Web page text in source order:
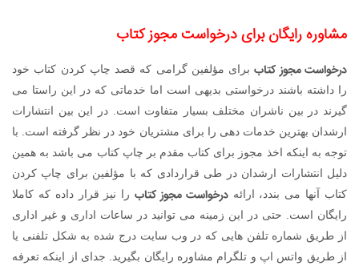
مشاوره رایگان برای درخواست مجوز کتاب
درخواست مجوز کتاببرای مؤلفین گرامی که قصد چاپ کردن کتاب خود
را داشته باشند درخواستی بدیهی است اما خدماتی که در این راستا می
گیرند در بین ناشران مختلف بسیار متفاوت است. در این بین انتشارات
ارشدان بهترین خدمات دهی را برای مشتریان خود در نظر گرفته است. با
توجه به اینکه اخذ مجوز برای کتاب مقدم بر چاپ کتاب می باشد به همین
دلیل انتشارات ارشدان در طی قراردادی که با مؤلفین برای چاپ کردن
کتاب آنها می بندد، ارائهدرخواست مجوز کتابرا نیز قرار داده که کاملا
رایگان است. حتی در این زمینه می توانید در ساعات اداری و غیر اداری
از طریق شماره تلفن هایی که در وب سایت درج شده به شکل تلفنی یا
از طریق واتس اپ و تلگرام مشاوره رایگان بگیرید. جدای از اینکه تعرفه